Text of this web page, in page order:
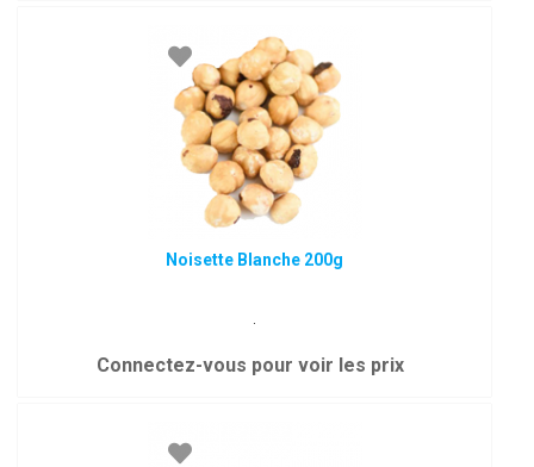
Noisette Blanche 200g
.
Connectez-vous pour voir les prix